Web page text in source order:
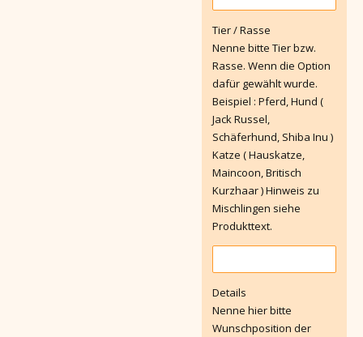
Tier / Rasse
Nenne bitte Tier bzw.
Rasse. Wenn die Option
dafür gewählt wurde.
Beispiel : Pferd, Hund (
Jack Russel,
Schäferhund, Shiba Inu )
Katze ( Hauskatze,
Maincoon, Britisch
Kurzhaar ) Hinweis zu
Mischlingen siehe
Produkttext.
Details
Nenne hier bitte
Wunschposition der